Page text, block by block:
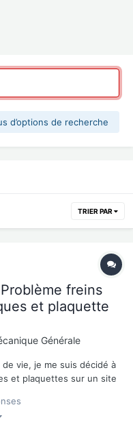
d’options de recherche
TRIER PAR
freins
et plaquette
Générale
vie, je me suis décidé à
et plaquettes sur un site
sans difficulté particulière